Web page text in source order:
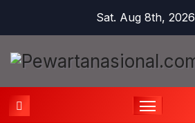
Sat. Aug 8th, 2026